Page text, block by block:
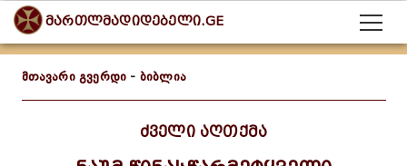
მართლმადიდებელი.GE
მთავარი გვერდი - ბიბლია
ძველი აღთქმა